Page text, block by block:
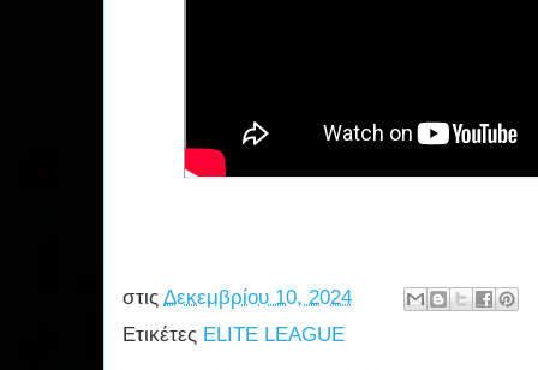
στις Δεκεμβρίου 10, 2024
Ετικέτες ELITE LEAGUE